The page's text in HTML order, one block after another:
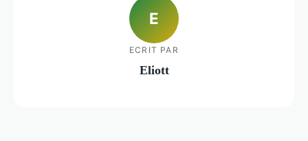
E
ECRIT PAR
Eliott